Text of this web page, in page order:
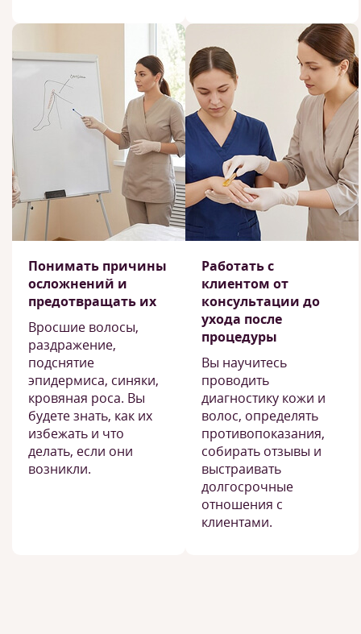
Понимать причины
осложнений и
предотвращать их
Вросшие волосы,
раздражение,
подснятие
эпидермиса, синяки,
кровяная роса. Вы
будете знать, как их
избежать и что
делать, если они
возникли.
Работать с
клиентом от
консультации до
ухода после
процедуры
Вы научитесь
проводить
диагностику кожи и
волос, определять
противопоказания,
собирать отзывы и
выстраивать
долгосрочные
отношения с
клиентами.